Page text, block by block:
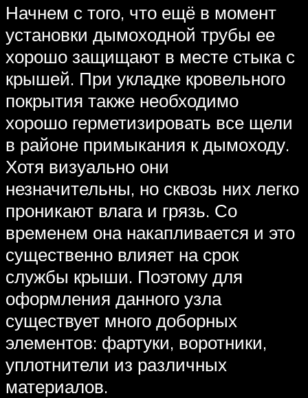
Начнем с того, что ещё в момент
установки дымоходной трубы ее
хорошо защищают в месте стыка с
крышей. При укладке кровельного
покрытия также необходимо
хорошо герметизировать все щели
в районе примыкания к дымоходу.
Хотя визуально они
незначительны, но сквозь них легко
проникают влага и грязь. Со
временем она накапливается и это
существенно влияет на срок
службы крыши. Поэтому для
оформления данного узла
существует много доборных
элементов: фартуки, воротники,
уплотнители из различных
материалов.